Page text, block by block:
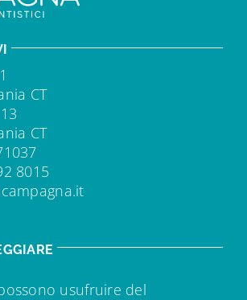
CT
CT
8015
usufruire del